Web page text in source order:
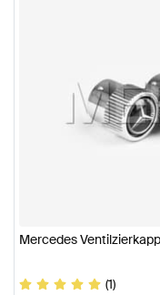
Mercedes
(1)